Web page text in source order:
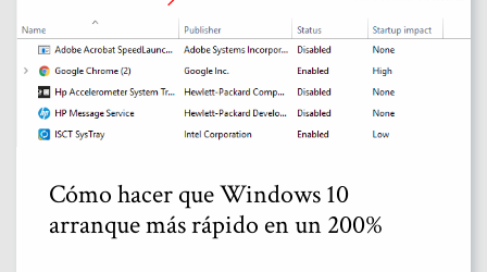
Cómo hacer que Windows 10
arranque más rápido en un 200%